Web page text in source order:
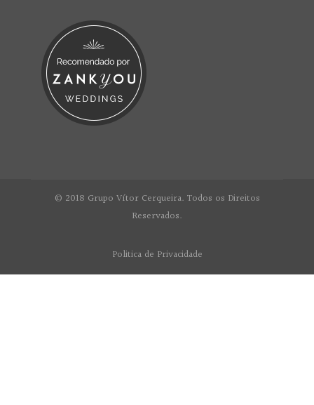
© 2018 Grupo Vítor Cerqueira. Todos os Direitos
Reservados.
Politica de Privacidade